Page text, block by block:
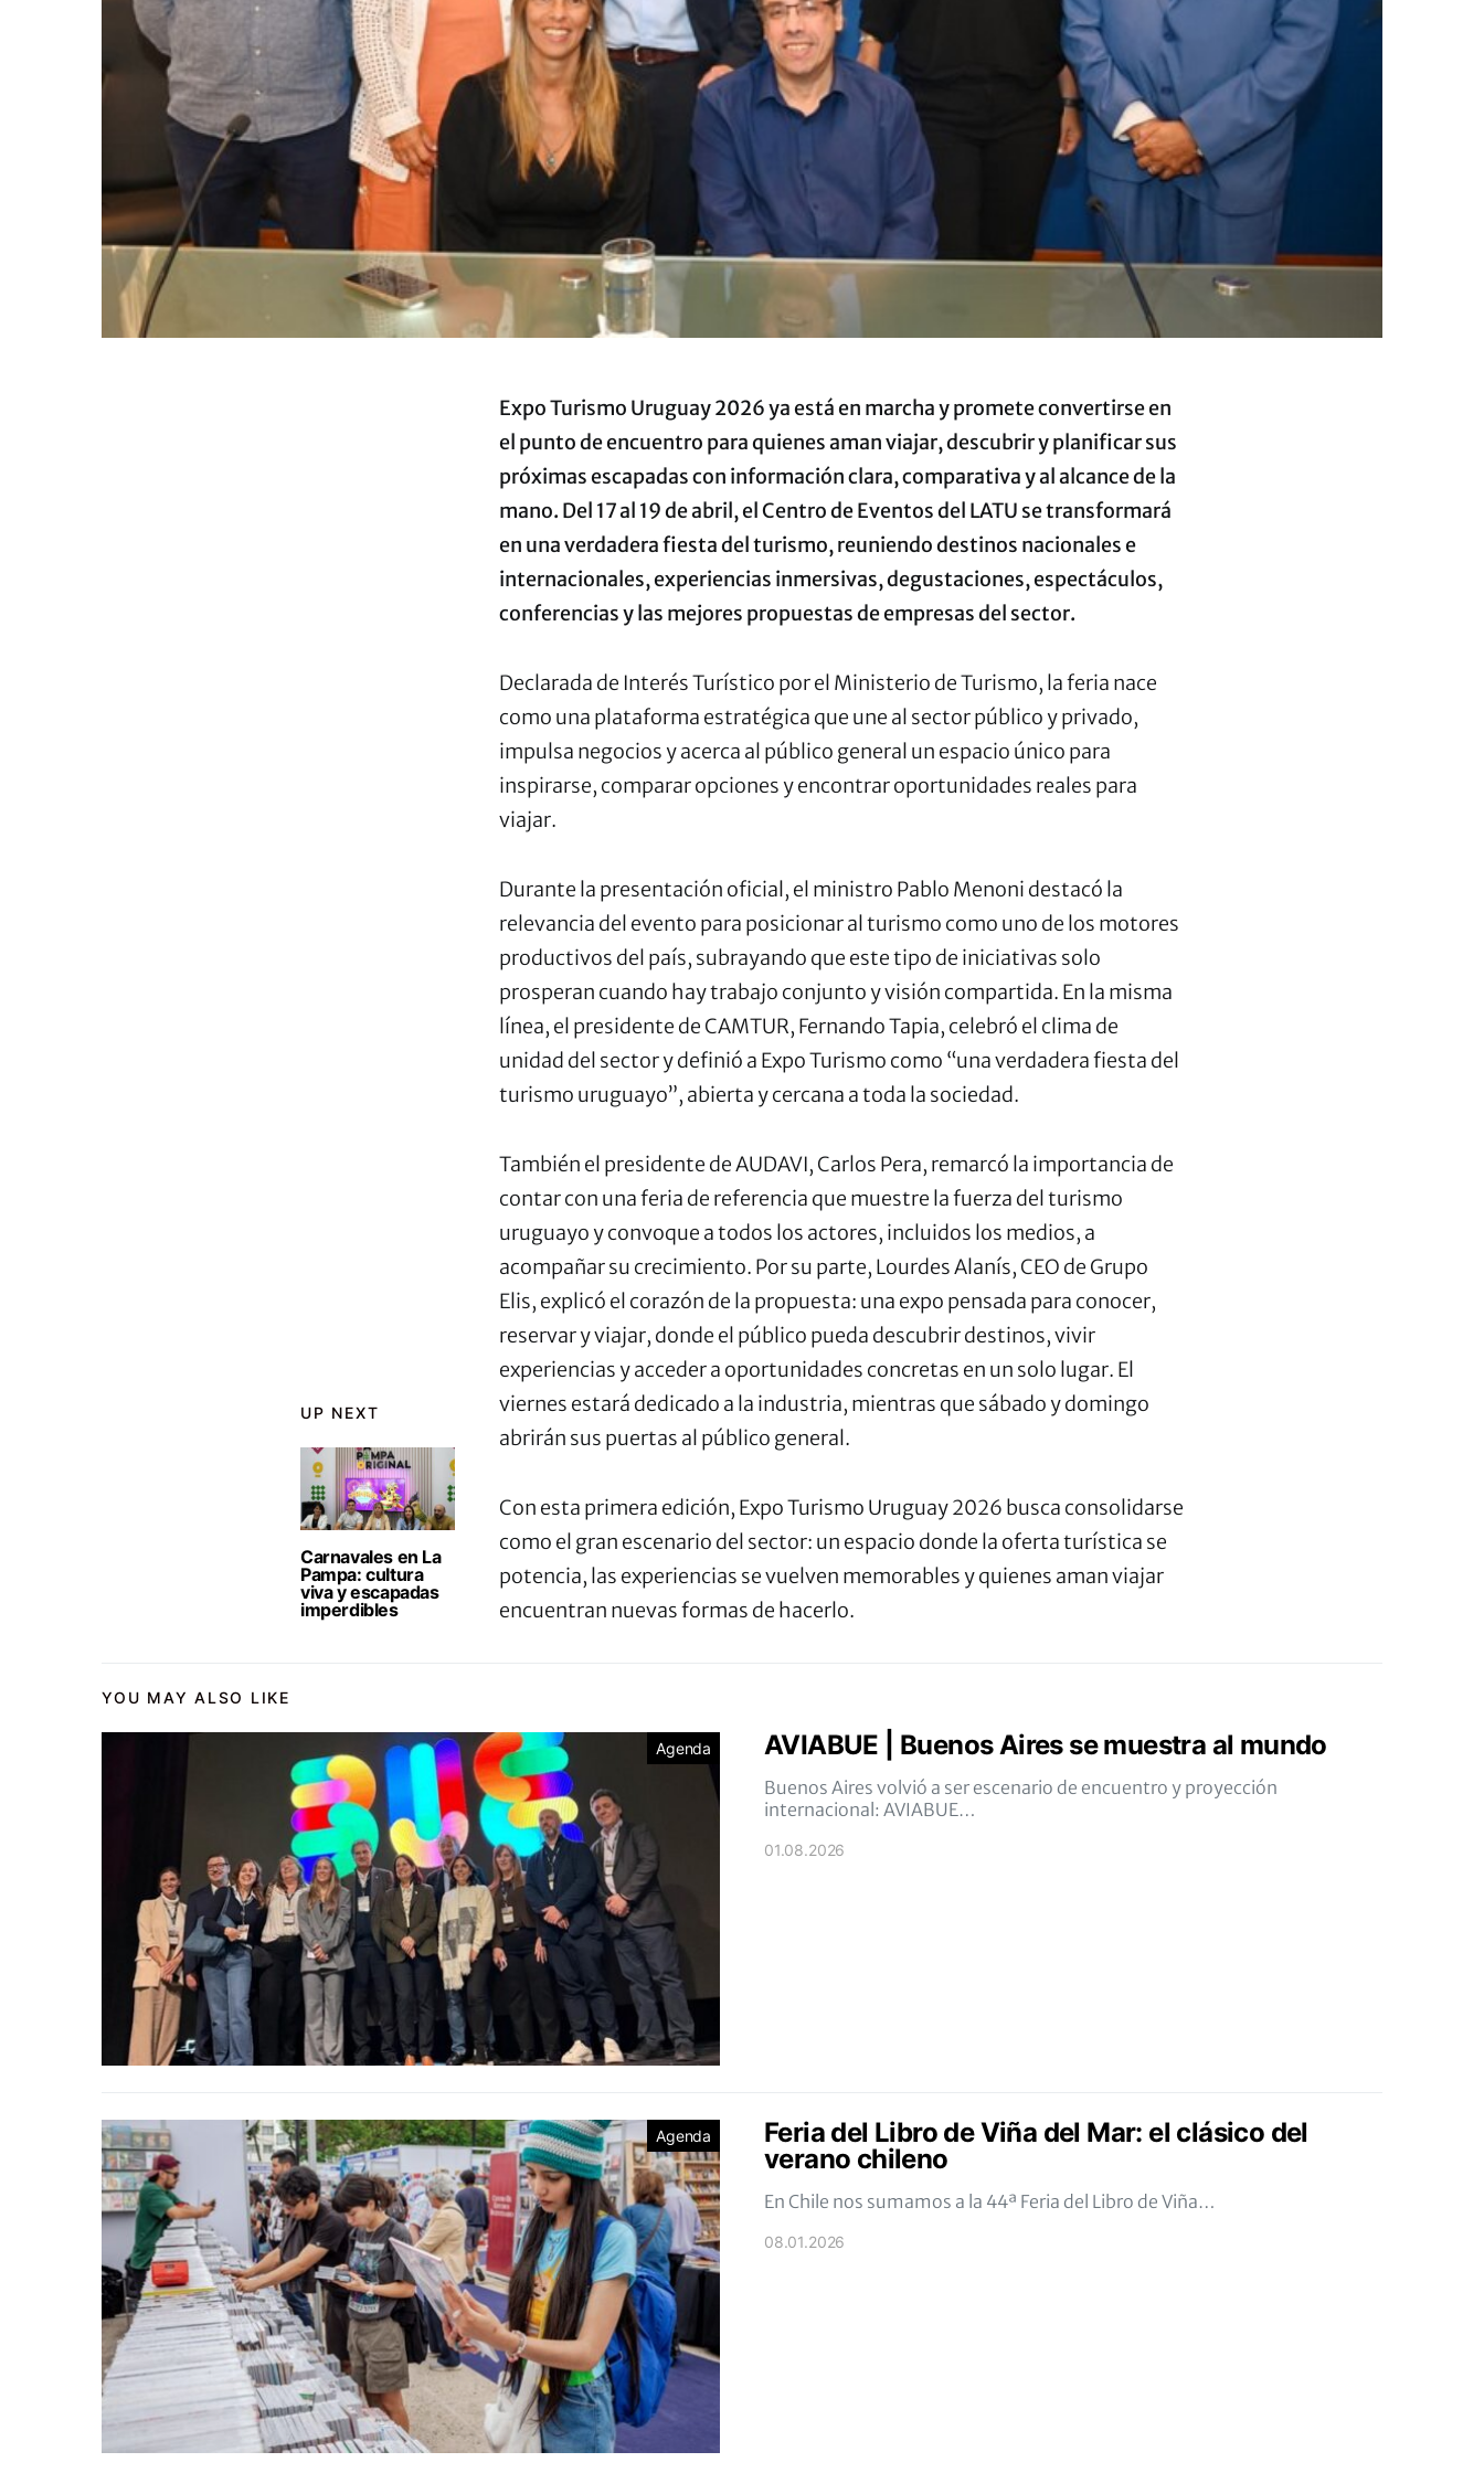
UP NEXT
Carnavales en La
Pampa: cultura
viva y escapadas
imperdibles
Expo Turismo Uruguay 2026 ya está en marcha y promete convertirse en
el punto de encuentro para quienes aman viajar, descubrir y planificar sus
próximas escapadas con información clara, comparativa y al alcance de la
mano. Del 17 al 19 de abril, el Centro de Eventos del LATU se transformará
en una verdadera fiesta del turismo, reuniendo destinos nacionales e
internacionales, experiencias inmersivas, degustaciones, espectáculos,
conferencias y las mejores propuestas de empresas del sector.
Declarada de Interés Turístico por el Ministerio de Turismo, la feria nace
como una plataforma estratégica que une al sector público y privado,
impulsa negocios y acerca al público general un espacio único para
inspirarse, comparar opciones y encontrar oportunidades reales para
viajar.
Durante la presentación oficial, el ministro Pablo Menoni destacó la
relevancia del evento para posicionar al turismo como uno de los motores
productivos del país, subrayando que este tipo de iniciativas solo
prosperan cuando hay trabajo conjunto y visión compartida. En la misma
línea, el presidente de CAMTUR, Fernando Tapia, celebró el clima de
unidad del sector y definió a Expo Turismo como “una verdadera fiesta del
turismo uruguayo”, abierta y cercana a toda la sociedad.
También el presidente de AUDAVI, Carlos Pera, remarcó la importancia de
contar con una feria de referencia que muestre la fuerza del turismo
uruguayo y convoque a todos los actores, incluidos los medios, a
acompañar su crecimiento. Por su parte, Lourdes Alanís, CEO de Grupo
Elis, explicó el corazón de la propuesta: una expo pensada para conocer,
reservar y viajar, donde el público pueda descubrir destinos, vivir
experiencias y acceder a oportunidades concretas en un solo lugar. El
viernes estará dedicado a la industria, mientras que sábado y domingo
abrirán sus puertas al público general.
Con esta primera edición, Expo Turismo Uruguay 2026 busca consolidarse
como el gran escenario del sector: un espacio donde la oferta turística se
potencia, las experiencias se vuelven memorables y quienes aman viajar
encuentran nuevas formas de hacerlo.
YOU MAY ALSO LIKE
Agenda AVIABUE | Buenos Aires se muestra al mundo
Buenos Aires volvió a ser escenario de encuentro y proyección
internacional: AVIABUE…
01.08.2026
Agenda
Feria del Libro de Viña del Mar: el clásico del
verano chileno
En Chile nos sumamos a la 44ª Feria del Libro de Viña…
08.01.2026